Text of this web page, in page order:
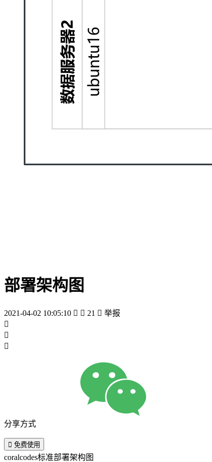
部署架构图
2021-04-02 10:05:10   21  举报



分享方式
 免费使用
coralcodes标准部署架构图